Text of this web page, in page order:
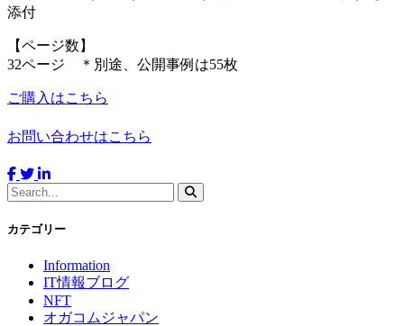
添付
【ページ数】
32ページ ＊別途、公開事例は55枚
ご購入はこちら
お問い合わせはこちら
カテゴリー
Information
IT情報ブログ
NFT
オガコムジャパン